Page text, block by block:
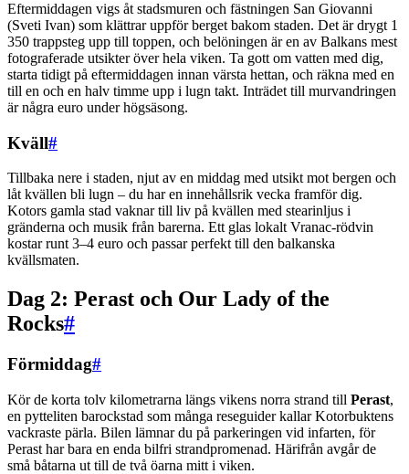
Eftermiddagen vigs åt stadsmuren och fästningen San Giovanni
(Sveti Ivan) som klättrar uppför berget bakom staden. Det är drygt 1
350 trappsteg upp till toppen, och belöningen är en av Balkans mest
fotograferade utsikter över hela viken. Ta gott om vatten med dig,
starta tidigt på eftermiddagen innan värsta hettan, och räkna med en
till en och en halv timme upp i lugn takt. Inträdet till murvandringen
är några euro under högsäsong.
Kväll#
Tillbaka nere i staden, njut av en middag med utsikt mot bergen och
låt kvällen bli lugn – du har en innehållsrik vecka framför dig.
Kotors gamla stad vaknar till liv på kvällen med stearinljus i
gränderna och musik från barerna. Ett glas lokalt Vranac-rödvin
kostar runt 3–4 euro och passar perfekt till den balkanska
kvällsmaten.
Dag 2: Perast och Our Lady of the
Rocks#
Förmiddag#
Kör de korta tolv kilometrarna längs vikens norra strand till Perast,
en pytteliten barockstad som många reseguider kallar Kotorbuktens
vackraste pärla. Bilen lämnar du på parkeringen vid infarten, för
Perast har bara en enda bilfri strandpromenad. Härifrån avgår de
små båtarna ut till de två öarna mitt i viken.